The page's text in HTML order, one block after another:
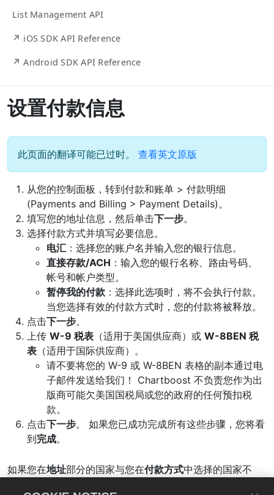
List Management API
↗ iOS SDK API Reference
↗ Android SDK API Reference
设置付款信息
此页面的翻译可能已过时。 查看英文原版
从您的控制面板，转到付款和账单 > 付款明细
(Payments and Billing > Payment Details)。
填写您的地址信息，然后单击下一步。
选择付款方式并填写必要信息。
电汇 ：选择您的账户名并输入您的银行信息。
直接存款/ACH ：输入您的银行名称、路由号码、
帐号和帐户类型。
暂停我的付款 ：选择此选项时，将不会执行付款。
当您选择有效的付款方式时，您的付款将被释放。
点击下一步。
上传 W-9 税表 （适用于美国供应商）或 W-8BEN 税
表 （适用于国际供应商）。
请不要将您的 W-9 或 W-8BEN 表格的副本通过电
子邮件发送给我们！ Chartboost 不负责您作为出
版商可能欠美国国税局或您的政府的任何预扣税
款。
点击下一步。 如果您已成功完成所有这些步骤，您将看
到完成。
如果您在地址部分的国家与您在付款方式中选择的国家不